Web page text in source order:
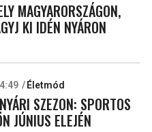
MAGYARORSZÁGON,
KI IDÉN NYÁRON
Életmód
SZEZON: SPORTOS
JÚNIUS ELEJÉN